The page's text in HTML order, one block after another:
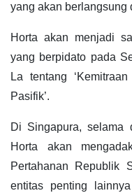
yang akan berlangsung
Horta akan menjadi
yang berpidato pada
La tentang
Pasifik’.
Di Singapura, selama
Horta akan
Pertahanan Republik
entitas penting